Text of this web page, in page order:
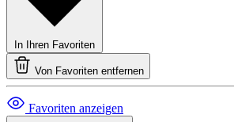
In Ihren Favoriten
Von Favoriten entfernen
Favoriten anzeigen